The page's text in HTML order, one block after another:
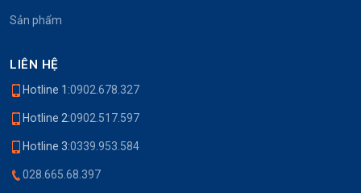
Sản phẩm
LIÊN HỆ
Hotline 1:0902.678.327
Hotline 2:0902.517.597
Hotline 3:0339.953.584
028.665.68.397